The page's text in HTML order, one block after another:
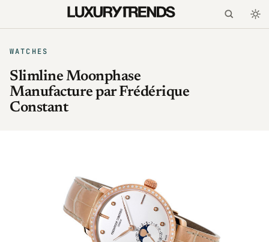
WATCHES
Slimline Moonphase
Manufacture par Frédérique
Constant